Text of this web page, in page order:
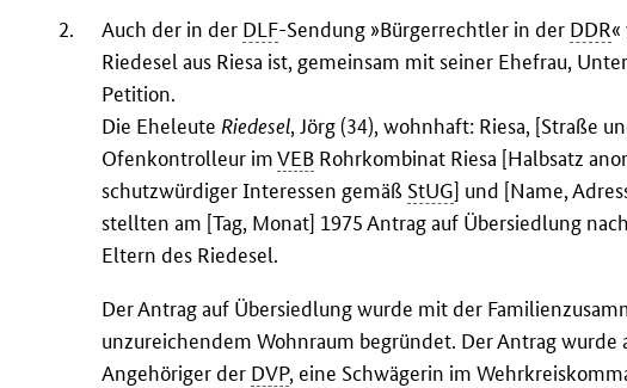
2. Auch der in der DLF-Sendung »Bürgerrechtler in der DDR«
Riedesel aus Riesa ist, gemeinsam mit seiner Ehefrau,
Petition.
Die Eheleute Riedesel, Jörg (34), wohnhaft: Riesa, [Straße
Ofenkontrolleur imVEB Rohrkombinat Riesa [Halbsatz
schutzwürdiger Interessen gemäß StUG] und [Name,
stellten am [Tag, Monat] 1975 Antrag auf Übersiedlung
Eltern des Riedesel.
Der Antrag auf Übersiedlung wurde mit der
unzureichendem Wohnraum begründet. Der Antrag wurde
Angehöriger der DVP, eine Schwägerin im